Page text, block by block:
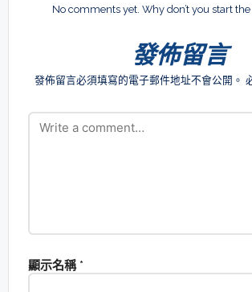
No comments yet. Why don’t you start
發佈留言
發佈留言必須填寫的電子郵件地址不會公開。
顯示名稱 *